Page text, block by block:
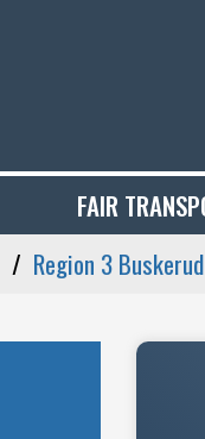
FAIR
Region 3